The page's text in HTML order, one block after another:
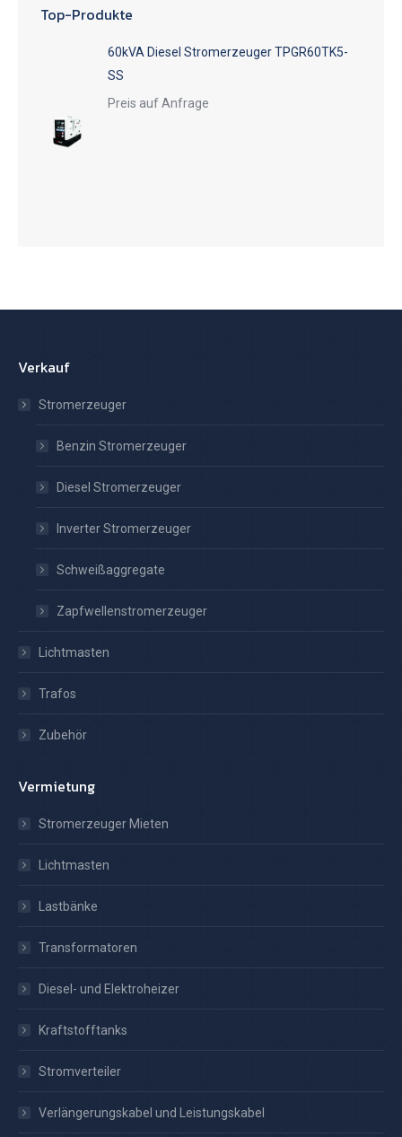
Top-Produkte
60kVA Diesel Stromerzeuger TPGR60TK5-
SS
Preis auf Anfrage
Verkauf
Stromerzeuger
Benzin Stromerzeuger
Diesel Stromerzeuger
Inverter Stromerzeuger
Schweißaggregate
Zapfwellenstromerzeuger
Lichtmasten
Trafos
Zubehör
Vermietung
Stromerzeuger Mieten
Lichtmasten
Lastbänke
Transformatoren
Diesel- und Elektroheizer
Kraftstofftanks
Stromverteiler
Verlängerungskabel und Leistungskabel